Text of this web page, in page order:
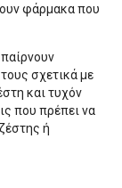
φάρμακα που
σχετικά με
και τυχόν
που πρέπει να
ή